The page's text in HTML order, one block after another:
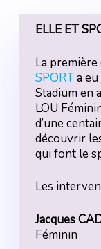
ELLE ET
La première
SPORTa eu
Stadium en
LOU
d’une
découvrir
qui font le
Les
Jacques
Féminin